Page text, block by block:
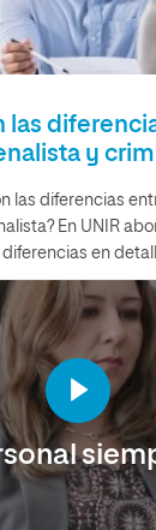
las
y
las diferencias
En UNIR
en